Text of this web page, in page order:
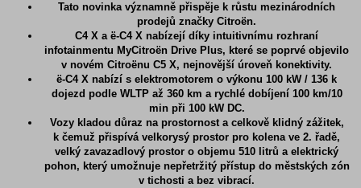
Tato novinka významně přispěje k růstu mezinárodních
prodejů značky Citroën.
C4 X a ë-C4 X nabízejí díky intuitivnímu rozhraní
infotainmentu MyCitroën Drive Plus, které se poprvé objevilo
v novém Citroënu C5 X, nejnovější úroveň konektivity.
ë-C4 X nabízí s elektromotorem o výkonu 100 kW / 136 k
dojezd podle WLTP až 360 km a rychlé dobíjení 100 km/10
min při 100 kW DC.
Vozy kladou důraz na prostornost a celkově klidný zážitek,
k čemuž přispívá velkorysý prostor pro kolena ve 2. řadě,
velký zavazadlový prostor o objemu 510 litrů a elektrický
pohon, který umožnuje nepřetržitý přístup do městských zón
v tichosti a bez vibrací.